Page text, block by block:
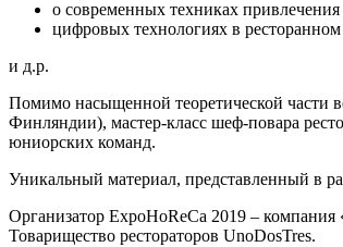
о современных техниках
цифровых технологиях в
и д.р.
Помимо насыщенной теоретической части
Финляндии), мастер-класс шеф-повара
юниорских команд.
Уникальный материал, представленный в
Организатор ExpoHoReCa 2019 –
Товарищество рестораторов UnoDosTres.